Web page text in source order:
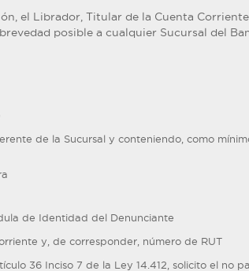
el Librador, Titular de la Cuenta
posible a cualquier Sucursal del
de la Sucursal y conteniendo, como
de Identidad del Denunciante
y, de corresponder, número de RUT
36 Inciso 7 de la Ley 14.412, solicito el no